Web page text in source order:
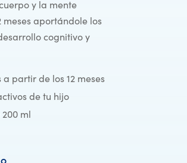
y la mente
meses aportándole los
cognitivo y
partir de los 12 meses
de tu hijo
200 ml